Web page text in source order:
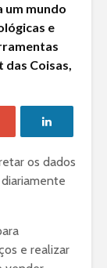
mundo
e
Coisas,
os dados
e realizar